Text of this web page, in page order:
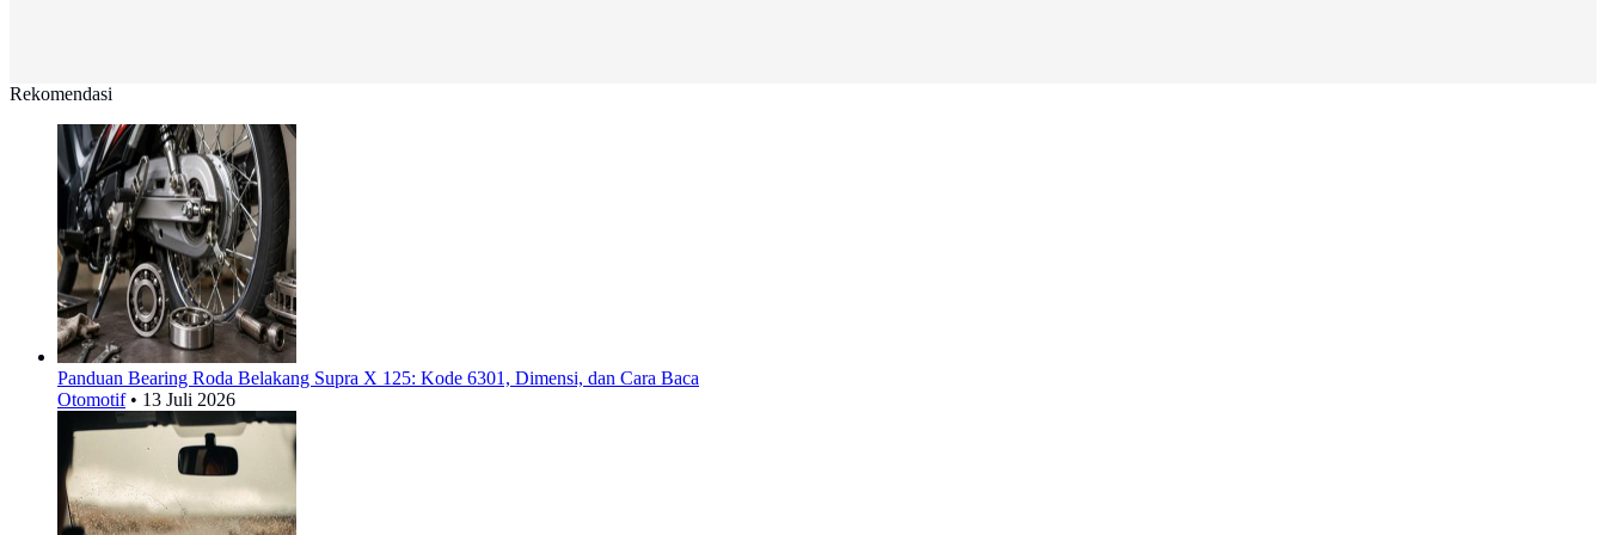
Rekomendasi
Panduan Bearing Roda Belakang Supra X 125: Kode 6301, Dimensi, dan Cara Baca
Otomotif • 13 Juli 2026